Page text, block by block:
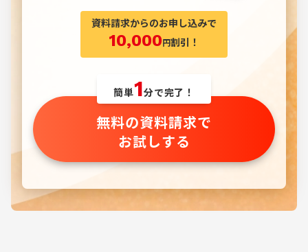
資料請求からのお申し込みで
10,000円割引！
簡単1分で完了！
無料の資料請求で
お試しする